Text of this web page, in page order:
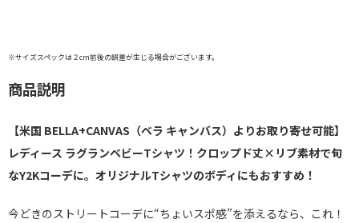
※サイズスペックは２cm前後の誤差が生じる場合がございます。
商品説明
【米国 BELLA+CANVAS（ベラ キャンバス）よりお取り寄せ可能】
レディース ラグランベビーTシャツ！クロップド丈×リブ素材で旬
なY2Kコーデに。オリジナルTシャツのボディにもおすすめ！
今どきのストリートコーデに“ちょいスポ感”を添えるなら、これ！